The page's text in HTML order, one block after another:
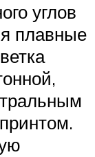
углов
плавные